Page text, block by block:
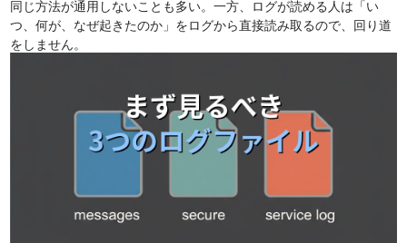
同じ方法が通用しないことも多い。一方、ログが読める人は「い
つ、何が、なぜ起きたのか」をログから直接読み取るので、回り道
をしません。